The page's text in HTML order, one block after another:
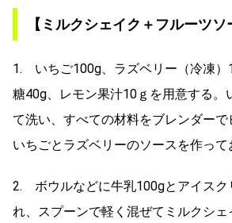
【ミルクシェイク＋フルーツソ
1. いちご100g、ラズベリー（冷凍）
糖40g、レモン果汁10ｇを用意する。
て洗い、すべての材料をブレンダーで
いちごとラズベリーのソースを作って
2. ボウルなどに牛乳100gとアイスク
れ、スプーンで軽く混ぜてミルクシ